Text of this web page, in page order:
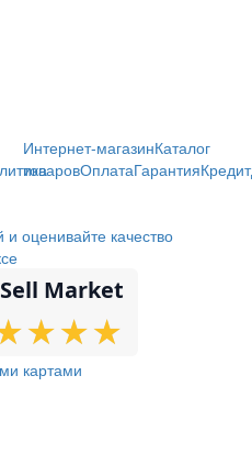
Интернет-магазинКаталог
товаровОплатаГарантияКредит
Sell Market
★
★★
★★
★